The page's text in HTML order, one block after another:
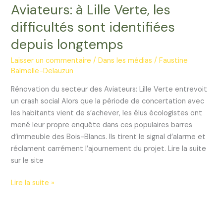
Aviateurs: à Lille Verte, les
difficultés sont identifiées
depuis longtemps
Laisser un commentaire /Dans les médias /Faustine
Balmelle-Delauzun
Rénovation du secteur des Aviateurs: Lille Verte entrevoit
un crash social Alors que la période de concertation avec
les habitants vient de s’achever, les élus écologistes ont
mené leur propre enquête dans ces populaires barres
d’immeuble des Bois-Blancs. Ils tirent le signal d’alarme et
réclament carrément l’ajournement du projet. Lire la suite
sur le site
Aviateurs:
Lire la suite »